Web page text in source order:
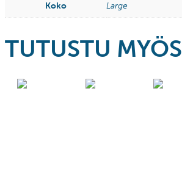
Koko Large
TUTUSTU MYÖS